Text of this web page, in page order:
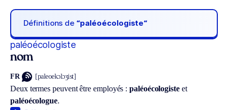
Définitions de “paléoécologiste“
paléoécologiste
nom
FR [paleoekɔlɔʒist]
Deux termes peuvent être employés :paléoécologisteet
paléoécologue.